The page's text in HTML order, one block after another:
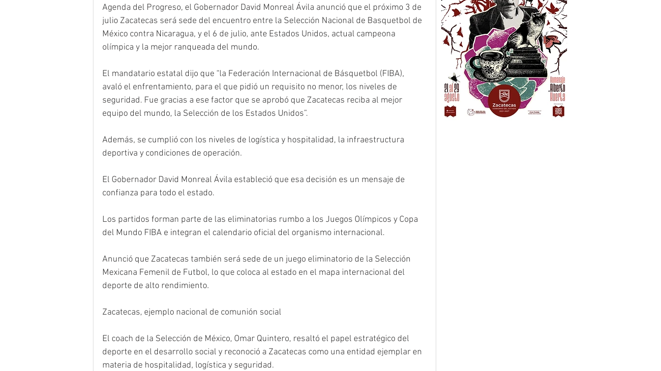
Agenda del Progreso, el Gobernador David Monreal Ávila anunció que el próximo 3 de
julio Zacatecas será sede del encuentro entre la Selección Nacional de Basquetbol de
México contra Nicaragua, y el 6 de julio, ante Estados Unidos, actual campeona
olímpica y la mejor ranqueada del mundo.
El mandatario estatal dijo que “la Federación Internacional de Básquetbol (FIBA),
avaló el enfrentamiento, para el que pidió un requisito no menor, los niveles de
seguridad. Fue gracias a ese factor que se aprobó que Zacatecas reciba al mejor
equipo del mundo, la Selección de los Estados Unidos”.
Además, se cumplió con los niveles de logística y hospitalidad, la infraestructura
deportiva y condiciones de operación.
El Gobernador David Monreal Ávila estableció que esa decisión es un mensaje de
confianza para todo el estado.
Los partidos forman parte de las eliminatorias rumbo a los Juegos Olímpicos y Copa
del Mundo FIBA e integran el calendario oficial del organismo internacional.
Anunció que Zacatecas también será sede de un juego eliminatorio de la Selección
Mexicana Femenil de Futbol, lo que coloca al estado en el mapa internacional del
deporte de alto rendimiento.
Zacatecas, ejemplo nacional de comunión social
El coach de la Selección de México, Omar Quintero, resaltó el papel estratégico del
deporte en el desarrollo social y reconoció a Zacatecas como una entidad ejemplar en
materia de hospitalidad, logística y seguridad.